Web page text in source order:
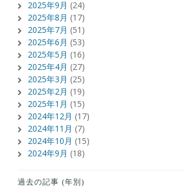
2025年9月 (24)
2025年8月 (17)
2025年7月 (51)
2025年6月 (53)
2025年5月 (16)
2025年4月 (27)
2025年3月 (25)
2025年2月 (19)
2025年1月 (15)
2024年12月 (17)
2024年11月 (7)
2024年10月 (15)
2024年9月 (18)
過去の記事 (年別)